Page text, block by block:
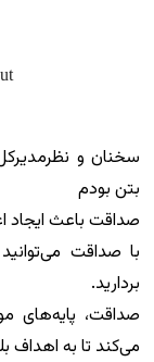
سخنان و
بتن بودم
صداقت باعث ایجاد
با صداقت
بردارید.
صداقت، پایه‌های
می‌کند تا به اهداف